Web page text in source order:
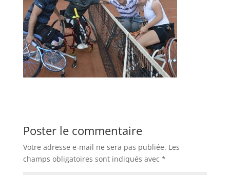
Poster le commentaire
Votre adresse e-mail ne sera pas publiée. Les
champs obligatoires sont indiqués avec *